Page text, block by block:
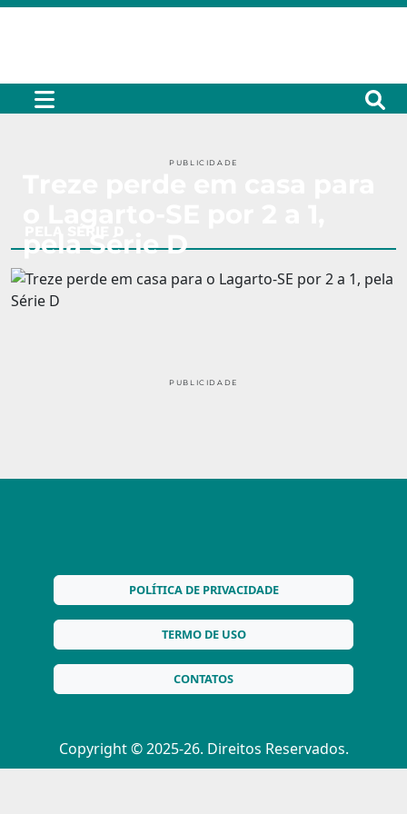
PUBLICIDADE
pela Série D
PUBLICIDADE
POLÍTICA DE PRIVACIDADE
TERMO DE USO
CONTATOS
Copyright © 2025-26. Direitos Reservados.